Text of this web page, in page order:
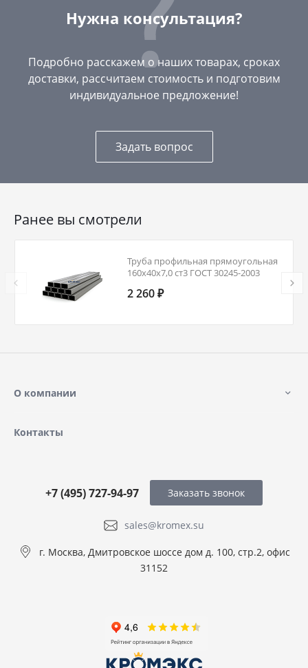
Нужна консультация?
Подробно расскажем о наших товарах, сроках
доставки, рассчитаем стоимость и подготовим
индивидуальное предложение!
Задать вопрос
Ранее вы смотрели
Труба профильная прямоугольная
160х40х7,0 ст3 ГОСТ 30245-2003
2 260 ₽
О компании
Контакты
sales@kromex.su
+7 (495) 727-94-97
г. Москва, Дмитровское шоссе дом д. 100, стр.2, офис
31152
Заказать звонок